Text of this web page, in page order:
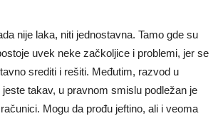
nije laka, niti jednostavna. Tamo gde su
uvek neke začkoljice i problemi, jer se
srediti i rešiti. Međutim, razvod u
takav, u pravnom smislu podležan je
Mogu da prođu jeftino, ali i veoma